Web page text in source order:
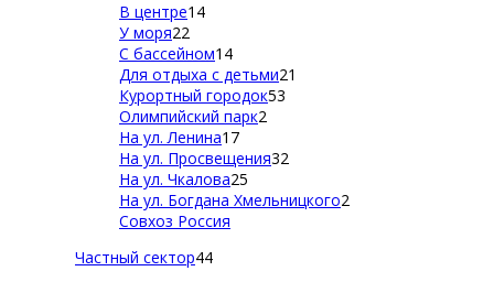
В центре14
У моря22
С бассейном14
Для отдыха с детьми21
Курортный городок53
Олимпийский парк2
На ул. Ленина17
На ул. Просвещения32
На ул. Чкалова25
На ул. Богдана Хмельницкого2
Совхоз Россия
Частный сектор44